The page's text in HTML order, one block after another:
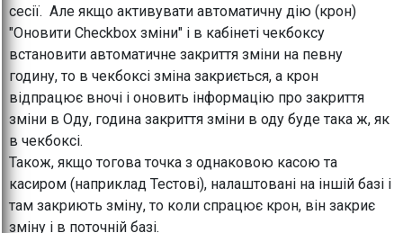
сесії. Але якщо активувати автоматичну дію (крон)
"Оновити Checkbox зміни" і в кабінеті чекбоксу
встановити автоматичне закриття зміни на певну
годину, то в чекбоксі зміна закриється, а крон
відпрацює вночі і оновить інформацію про закриття
зміни в Оду, година закриття зміни в оду буде така ж, як
в чекбоксі.
Також, якщо тогова точка з однаковою касою та
касиром (наприклад Тестові), налаштовані на іншій базі і
там закриють зміну, то коли спрацює крон, він закриє
зміну і в поточній базі.